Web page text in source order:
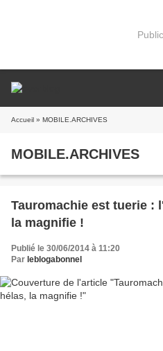
Accueil » MOBILE.ARCHIVES
MOBILE.ARCHIVES
Tauromachie est tuerie :
la magnifie !
Publié le 30/06/2014 à 11:20
Par leblogabonnel